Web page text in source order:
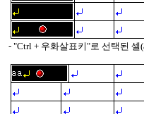
- "Ctrl + 우화살표키"로 선택된 셀